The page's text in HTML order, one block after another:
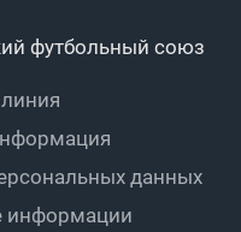
Любители
Спортшколы
Дети
Ветераны
футбольный союз
данных
информации